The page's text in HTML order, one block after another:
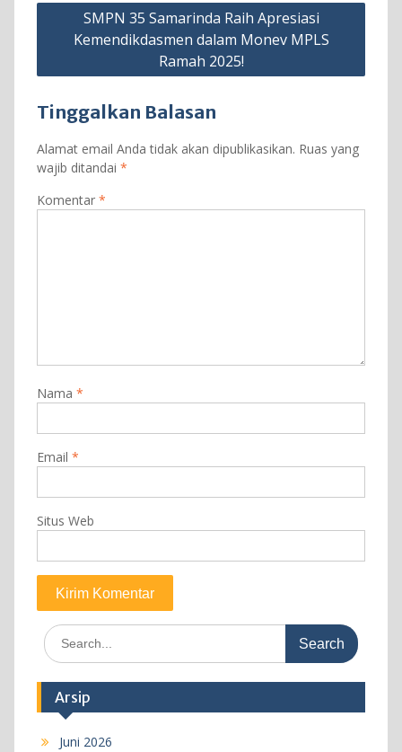
SMPN 35 Samarinda Raih Apresiasi
Kemendikdasmen dalam Monev MPLS
Ramah 2025!
Tinggalkan Balasan
Alamat email Anda tidak akan dipublikasikan. Ruas yang
wajib ditandai *
Komentar *
Nama *
Email *
Situs Web
Search
for:
Arsip
Juni 2026